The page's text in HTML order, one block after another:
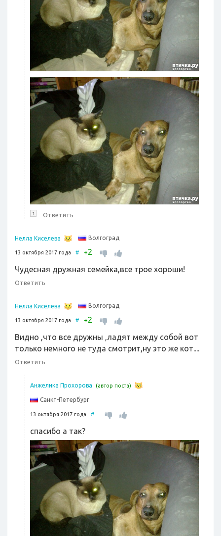
↑ Ответить
Нелла Киселева Волгоград
13 октября 2017 года # +2
Чудесная дружная семейка,все трое хороши!
Ответить
Нелла Киселева Волгоград
13 октября 2017 года # +2
Видно ,что все дружны ,ладят между собой вот
только немного не туда смотрит,ну это же кот....
Ответить
Анжелика Прохорова (автор поста)
Санкт-Петербург
13 октября 2017 года #
спасибо а так?